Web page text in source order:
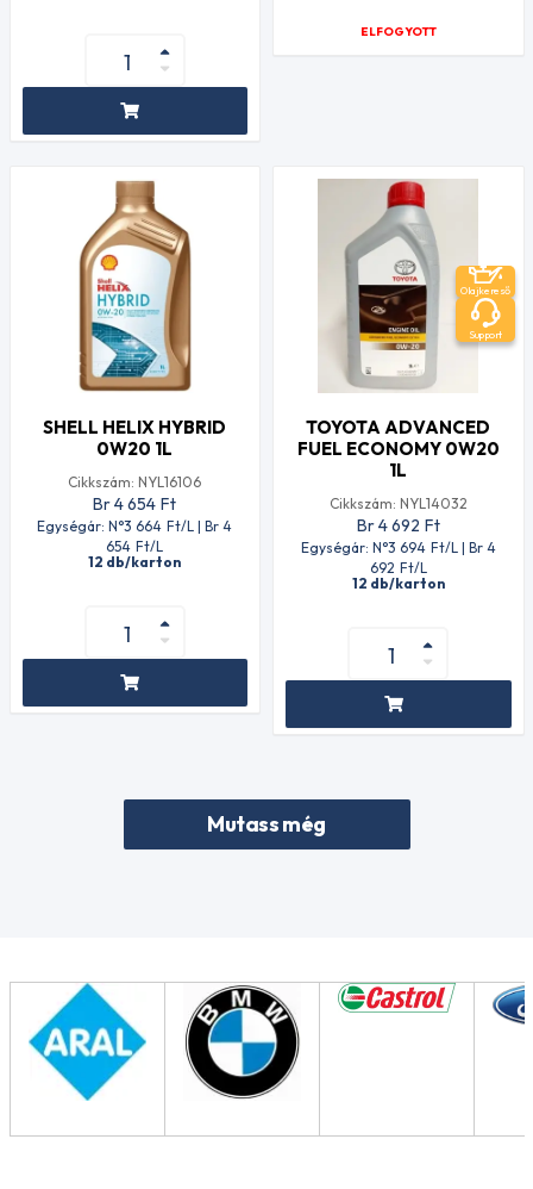
ELFOGYOTT
SHELL HELIX HYBRID
0W20 1L
Cikkszám: NYL16106
Br 4 654 Ft
Egységár: N°3 664 Ft/L | Br 4
654 Ft/L
12 db/karton
TOYOTA ADVANCED
FUEL ECONOMY 0W20
1L
Cikkszám: NYL14032
Br 4 692 Ft
Egységár: N°3 694 Ft/L | Br 4
692 Ft/L
12 db/karton
Mutass még
Olajkereső
Support